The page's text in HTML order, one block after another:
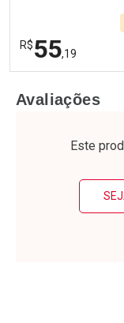
R$55,19
Laboratório
Por Menos
Avaliações
Este